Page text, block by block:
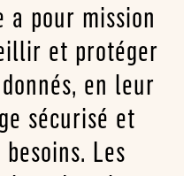
a pour mission
et protéger
en leur
sécurisé et
Les